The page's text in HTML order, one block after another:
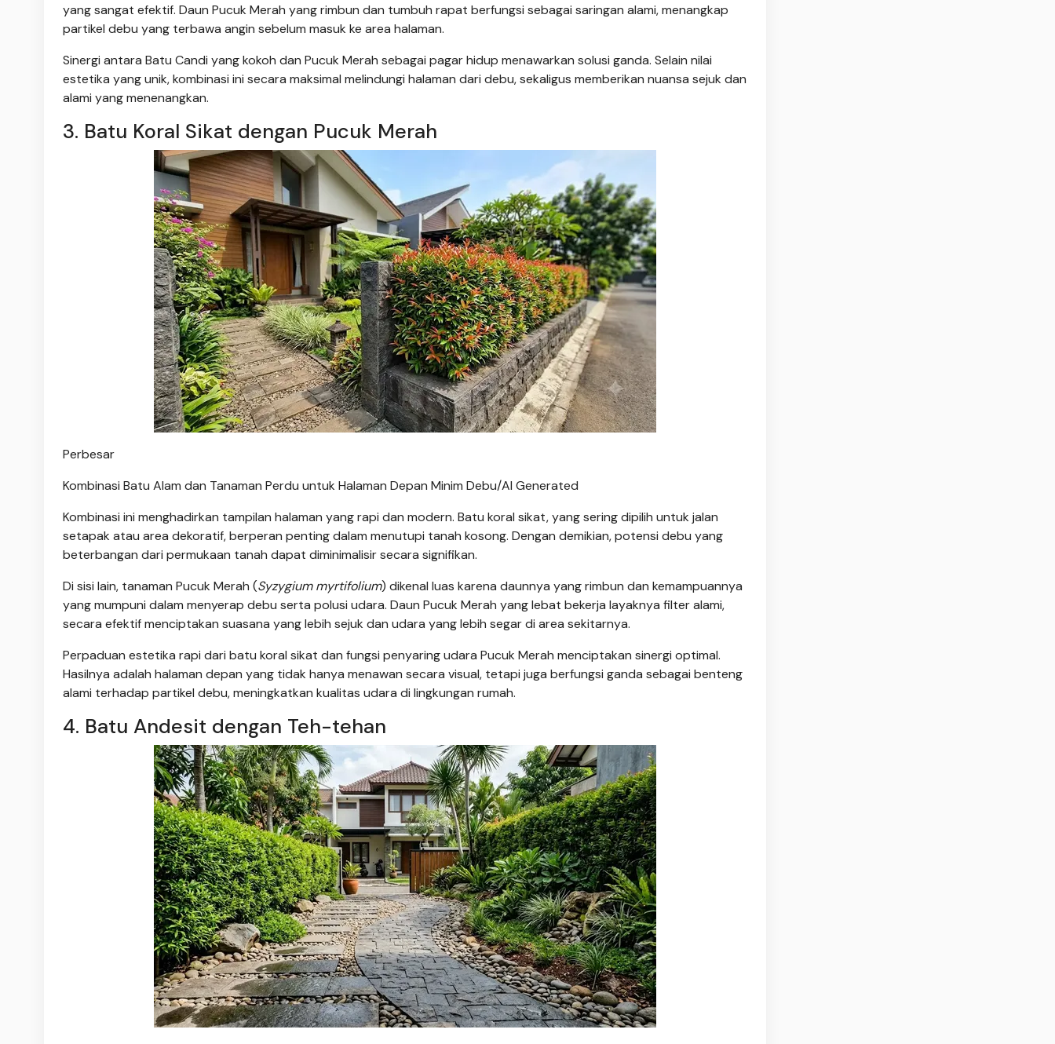
yang sangat efektif. Daun Pucuk Merah yang rimbun dan tumbuh rapat berfungsi sebagai saringan alami, menangkap
partikel debu yang terbawa angin sebelum masuk ke area halaman.
Sinergi antara Batu Candi yang kokoh dan Pucuk Merah sebagai pagar hidup menawarkan solusi ganda. Selain nilai
estetika yang unik, kombinasi ini secara maksimal melindungi halaman dari debu, sekaligus memberikan nuansa sejuk dan
alami yang menenangkan.
3. Batu Koral Sikat dengan Pucuk Merah
Perbesar
Kombinasi Batu Alam dan Tanaman Perdu untuk Halaman Depan Minim Debu/AI Generated
Kombinasi ini menghadirkan tampilan halaman yang rapi dan modern. Batu koral sikat, yang sering dipilih untuk jalan
setapak atau area dekoratif, berperan penting dalam menutupi tanah kosong. Dengan demikian, potensi debu yang
beterbangan dari permukaan tanah dapat diminimalisir secara signifikan.
Di sisi lain, tanaman Pucuk Merah (Syzygium myrtifolium) dikenal luas karena daunnya yang rimbun dan kemampuannya
yang mumpuni dalam menyerap debu serta polusi udara. Daun Pucuk Merah yang lebat bekerja layaknya filter alami,
secara efektif menciptakan suasana yang lebih sejuk dan udara yang lebih segar di area sekitarnya.
Perpaduan estetika rapi dari batu koral sikat dan fungsi penyaring udara Pucuk Merah menciptakan sinergi optimal.
Hasilnya adalah halaman depan yang tidak hanya menawan secara visual, tetapi juga berfungsi ganda sebagai benteng
alami terhadap partikel debu, meningkatkan kualitas udara di lingkungan rumah.
4. Batu Andesit dengan Teh-tehan